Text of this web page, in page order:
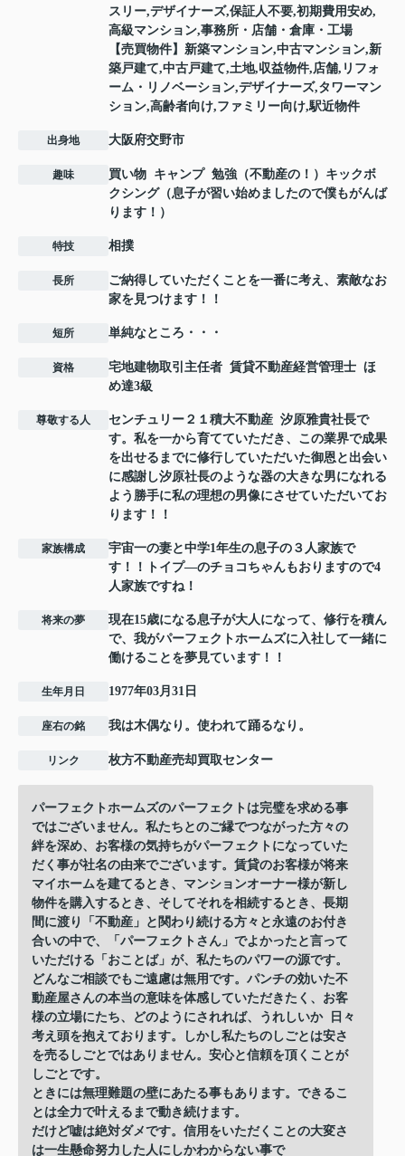
スリー,デザイナーズ,保証人不要,初期費用安め,
高級マンション,事務所・店舗・倉庫・工場
【売買物件】新築マンション,中古マンション,新
築戸建て,中古戸建て,土地,収益物件,店舗,リフォ
ーム・リノベーション,デザイナーズ,タワーマン
ション,高齢者向け,ファミリー向け,駅近物件
出身地 大阪府交野市
趣味
買い物 キャンプ 勉強（不動産の！）キックボ
クシング（息子が習い始めましたので僕もがんば
ります！）
特技 相撲
長所
ご納得していただくことを一番に考え、素敵なお
家を見つけます！！
短所 単純なところ・・・
資格
宅地建物取引主任者 賃貸不動産経営管理士 ほ
め達3級
尊敬する人
センチュリー２１積大不動産 汐原雅貴社長で
す。私を一から育てていただき、この業界で成果
を出せるまでに修行していただいた御恩と出会い
に感謝し汐原社長のような器の大きな男になれる
よう勝手に私の理想の男像にさせていただいてお
ります！！
家族構成
宇宙一の妻と中学1年生の息子の３人家族で
す！！トイプ―のチョコちゃんもおりますので4
人家族ですね！
将来の夢
現在15歳になる息子が大人になって、修行を積ん
で、我がパーフェクトホームズに入社して一緒に
働けることを夢見ています！！
生年月日 1977年03月31日
座右の銘 我は木偶なり。使われて踊るなり。
リンク 枚方不動産売却買取センター
パーフェクトホームズのパーフェクトは完璧を求める事
ではございません。私たちとのご縁でつながった方々の
絆を深め、お客様の気持ちがパーフェクトになっていた
だく事が社名の由来でございます。賃貸のお客様が将来
マイホームを建てるとき、マンションオーナー様が新し
物件を購入するとき、そしてそれを相続するとき、長期
間に渡り「不動産」と関わり続ける方々と永遠のお付き
合いの中で、「パーフェクトさん」でよかったと言って
いただける「おことば」が、私たちのパワーの源です。
どんなご相談でもご遠慮は無用です。パンチの効いた不
動産屋さんの本当の意味を体感していただきたく、お客
様の立場にたち、どのようにされれば、うれしいか 日々
考え頭を抱えております。しかし私たちのしごとは安さ
を売るしごとではありません。安心と信頼を頂くことが
しごとです。
ときには無理難題の壁にあたる事もあります。できるこ
とは全力で叶えるまで動き続けます。
だけど嘘は絶対ダメです。信用をいただくことの大変さ
は一生懸命努力した人にしかわからない事で